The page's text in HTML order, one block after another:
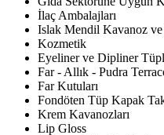
İlaç Ambalajları
Islak Mendil Kavanoz ve
Kozmetik
Eyeliner ve Dipliner
Far - Allık - Pudra
Far Kutuları
Fondöten Tüp Kapak
Krem Kavanozları
Lip Gloss